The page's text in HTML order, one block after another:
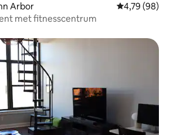
Arbor Gemiddelde
4,79 (98)
met fitnesscentrum